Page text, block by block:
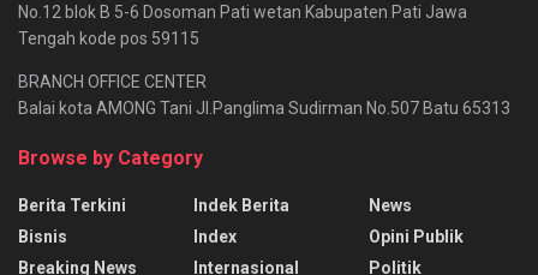
No.12 blok B 5-6 Dosoman Pati wetan Kabupaten Pati Jawa
Tengah kode pos 59115
BRANCH OFFICE CENTER
Balai kota AMONG Tani Jl.Panglima Sudirman No.507 Batu 65313
Browse by Category
Berita Terkini
Bisnis
Breaking News
Indek Berita
Index
Internasional
News
Opini Publik
Politik